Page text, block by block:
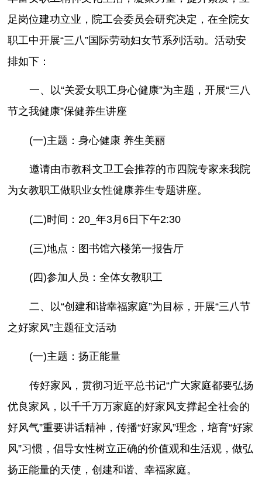
足岗位建功立业，院工会委员会研究决定，在全院女
职工中开展“三八”国际劳动妇女节系列活动。活动安
排如下：
一、以“关爱女职工身心健康”为主题，开展“三八
节之我健康”保健养生讲座
(一)主题：身心健康 养生美丽
邀请由市教科文卫工会推荐的市四院专家来我院
为女教职工做职业女性健康养生专题讲座。
(二)时间：20_年3月6日下午2:30
(三)地点：图书馆六楼第一报告厅
(四)参加人员：全体女教职工
二、以“创建和谐幸福家庭”为目标，开展“三八节
之好家风”主题征文活动
(一)主题：扬正能量
传好家风，贯彻习近平总书记“广大家庭都要弘扬
优良家风，以千千万万家庭的好家风支撑起全社会的
好风气”重要讲话精神，传播“好家风”理念，培育“好家
风”习惯，倡导女性树立正确的价值观和生活观，做弘
扬正能量的天使，创建和谐、幸福家庭。